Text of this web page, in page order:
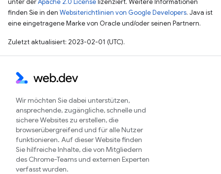
unter derApache 2.0 Licenselizenziert. Weitere Informationen
finden Sie in den Websiterichtlinien von Google Developers. Java ist
eine eingetragene Marke von Oracle und/oder seinen Partnern.
Zuletzt aktualisiert: 2023-02-01 (UTC).
Wir möchten Sie dabei unterstützen,
ansprechende, zugängliche, schnelle und
sichere Websites zu erstellen, die
browserübergreifend und für alle Nutzer
funktionieren. Auf dieser Website finden
Sie hilfreiche Inhalte, die von Mitgliedern
des Chrome-Teams und externen Experten
verfasst wurden.